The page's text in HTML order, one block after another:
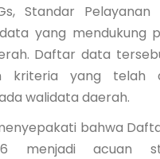
Standar Pelayanan
yang mendukung
Daftar data
kriteria yang telah
walidata daerah.
bahwa
menjadi acuan